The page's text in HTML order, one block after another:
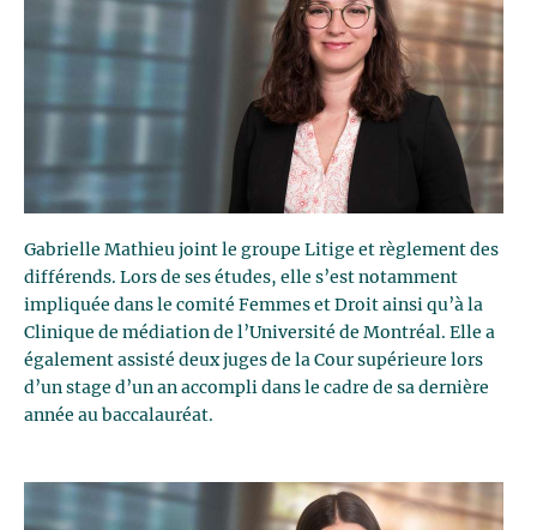
Gabrielle Mathieu joint le groupe Litige et règlement des
différends. Lors de ses études, elle s’est notamment
impliquée dans le comité Femmes et Droit ainsi qu’à la
Clinique de médiation de l’Université de Montréal. Elle a
également assisté deux juges de la Cour supérieure lors
d’un stage d’un an accompli dans le cadre de sa dernière
année au baccalauréat.